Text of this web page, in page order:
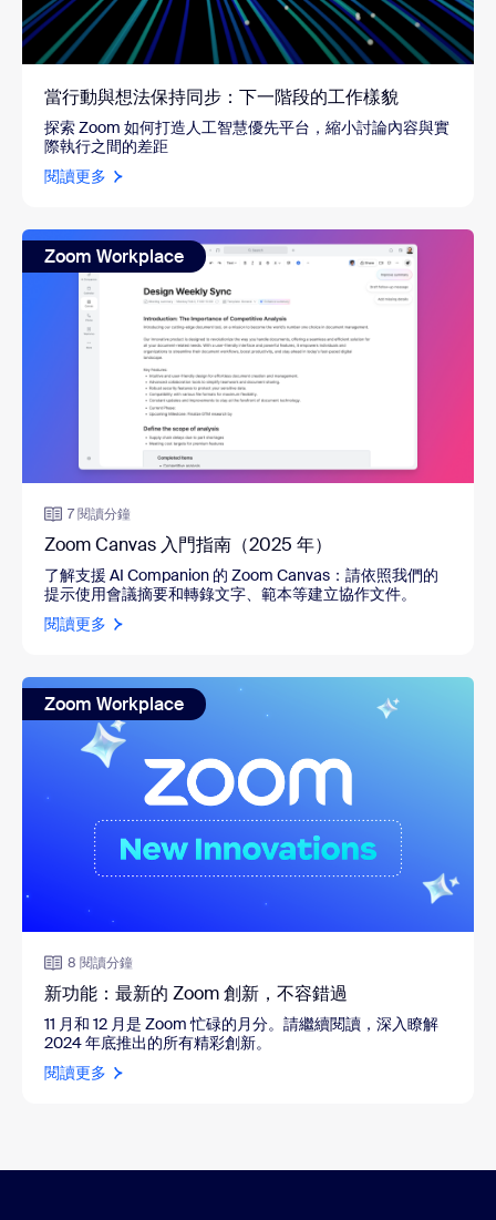
當行動與想法保持同步：下一階段的工作樣貌
探索 Zoom 如何打造人工智慧優先平台，縮小討論內容與實
際執行之間的差距
閱讀更多
Zoom Workplace
7 閱讀分鐘
Zoom Canvas 入門指南（2025 年）
了解支援 AI Companion 的 Zoom Canvas ： 請依照我們的
提示使用會議摘要和轉錄文字、範本等建立協作文件。
閱讀更多
Zoom Workplace
8 閱讀分鐘
新功能：最新的 Zoom 創新，不容錯過
11 月和 12 月是 Zoom 忙碌的月分。請繼續閱讀，深入瞭解
2024 年底推出的所有精彩創新。
閱讀更多